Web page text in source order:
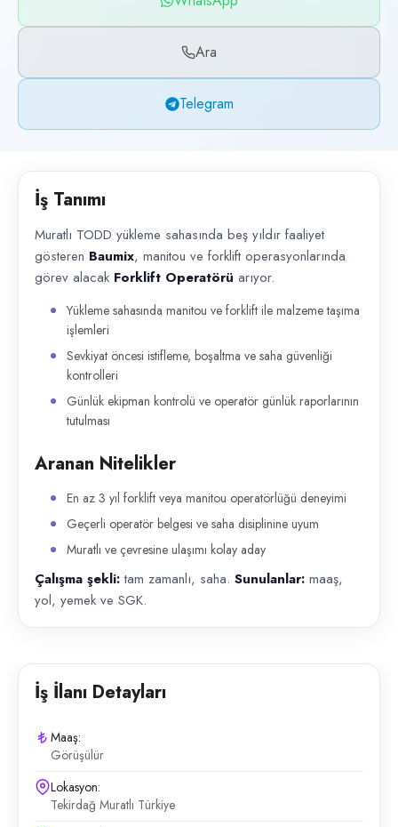
WhatsApp, Telegram, Telefon
İlan açıklaması
Muratlı TODD yükleme sahasında beş yıldır faaliyet gösteren
Ara
Telegram
İş Tanımı
Muratlı TODD yükleme sahasında beş yıldır faaliyet
gösteren Baumix, manitou ve forklift operasyonlarında
görev alacak Forklift Operatörü arıyor.
Yükleme sahasında manitou ve forklift ile malzeme taşıma
işlemleri
Sevkiyat öncesi istifleme, boşaltma ve saha güvenliği
kontrolleri
Günlük ekipman kontrolü ve operatör günlük raporlarının
tutulması
Aranan Nitelikler
En az 3 yıl forklift veya manitou operatörlüğü deneyimi
Geçerli operatör belgesi ve saha disiplinine uyum
Muratlı ve çevresine ulaşımı kolay aday
Çalışma şekli:tam zamanlı, saha. Sunulanlar: maaş,
yol, yemek ve SGK.
İş İlanı Detayları
Maaş:
Görüşülür
Lokasyon:
Tekirdağ Muratlı Türkiye